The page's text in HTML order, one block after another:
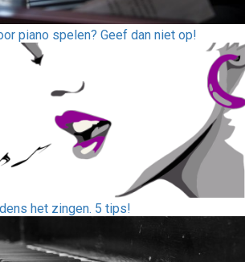
piano spelen? Geef dan niet op!
het zingen. 5 tips!